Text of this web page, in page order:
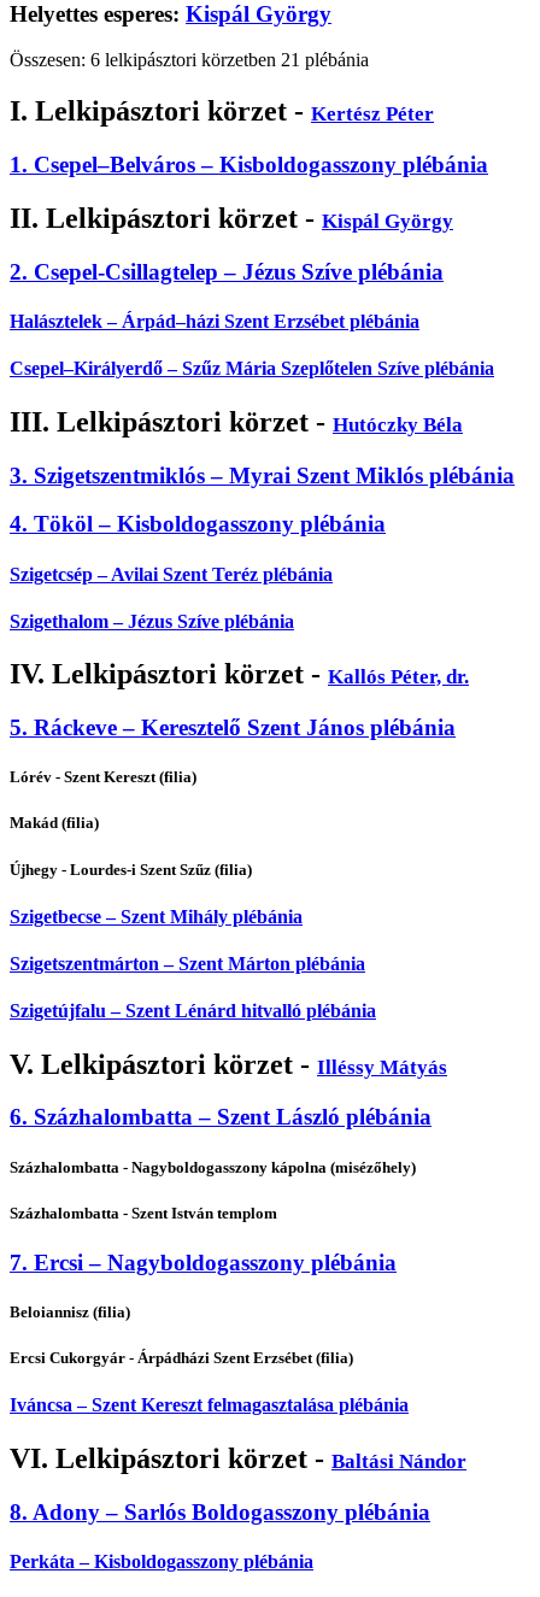
Helyettes esperes: Kispál György
Összesen: 6 lelkipásztori körzetben 21 plébánia
I. Lelkipásztori körzet - Kertész Péter
1. Csepel–Belváros – Kisboldogasszony plébánia
II. Lelkipásztori körzet - Kispál György
2. Csepel-Csillagtelep – Jézus Szíve plébánia
Halásztelek – Árpád–házi Szent Erzsébet plébánia
Csepel–Királyerdő – Szűz Mária Szeplőtelen Szíve plébánia
III. Lelkipásztori körzet - Hutóczky Béla
3. Szigetszentmiklós – Myrai Szent Miklós plébánia
4. Tököl – Kisboldogasszony plébánia
Szigetcsép – Avilai Szent Teréz plébánia
Szigethalom – Jézus Szíve plébánia
IV. Lelkipásztori körzet - Kallós Péter, dr.
5. Ráckeve – Keresztelő Szent János plébánia
Lórév - Szent Kereszt (filia)
Makád (filia)
Újhegy - Lourdes-i Szent Szűz (filia)
Szigetbecse – Szent Mihály plébánia
Szigetszentmárton – Szent Márton plébánia
Szigetújfalu – Szent Lénárd hitvalló plébánia
V. Lelkipásztori körzet - Illéssy Mátyás
6. Százhalombatta – Szent László plébánia
Százhalombatta - Nagyboldogasszony kápolna (misézőhely)
Százhalombatta - Szent István templom
7. Ercsi – Nagyboldogasszony plébánia
Beloiannisz (filia)
Ercsi Cukorgyár - Árpádházi Szent Erzsébet (filia)
Iváncsa – Szent Kereszt felmagasztalása plébánia
VI. Lelkipásztori körzet - Baltási Nándor
8. Adony – Sarlós Boldogasszony plébánia
Perkáta – Kisboldogasszony plébánia